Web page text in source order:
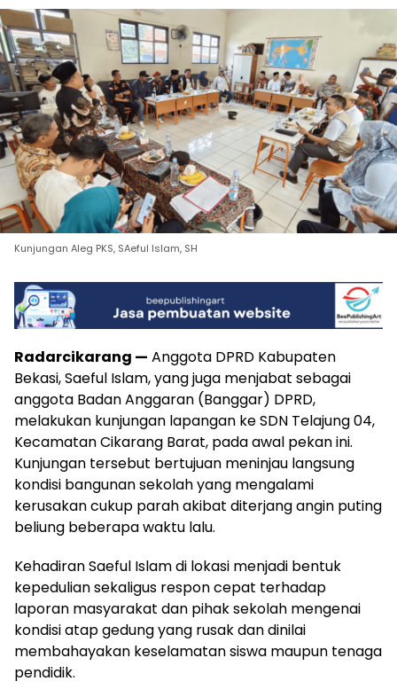
Kunjungan Aleg PKS, SAeful Islam, SH
Radarcikarang — Anggota DPRD Kabupaten
Bekasi, Saeful Islam, yang juga menjabat sebagai
anggota Badan Anggaran (Banggar) DPRD,
melakukan kunjungan lapangan ke SDN Telajung 04,
Kecamatan Cikarang Barat, pada awal pekan ini.
Kunjungan tersebut bertujuan meninjau langsung
kondisi bangunan sekolah yang mengalami
kerusakan cukup parah akibat diterjang angin puting
beliung beberapa waktu lalu.
Kehadiran Saeful Islam di lokasi menjadi bentuk
kepedulian sekaligus respon cepat terhadap
laporan masyarakat dan pihak sekolah mengenai
kondisi atap gedung yang rusak dan dinilai
membahayakan keselamatan siswa maupun tenaga
pendidik.